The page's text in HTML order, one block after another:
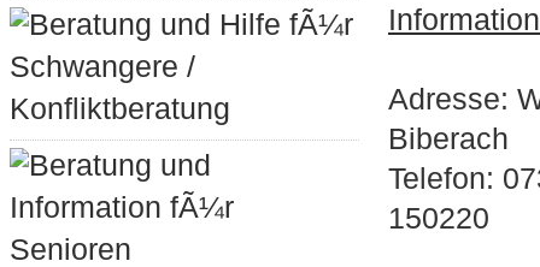
Beratung und Hilfe fÃ¼r
Schwangere /
Konfliktberatung
Beratung und
Information fÃ¼r
Senioren
Adresse:
Biberach
Telefon:
150220